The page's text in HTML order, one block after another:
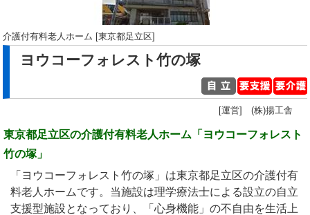
介護付有料老人ホーム [東京都足立区]
ヨウコーフォレスト竹の塚
[運営] (株)揚工舎
東京都足立区の介護付有料老人ホーム「ヨウコーフォレスト
竹の塚」
「ヨウコーフォレスト竹の塚」は東京都足立区の介護付有
料老人ホームです。当施設は理学療法士による設立の自立
支援型施設となっており、「心身機能」の不自由を生活上